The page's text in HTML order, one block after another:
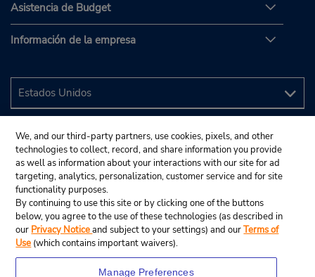
Asistencia de Budget
Información de la empresa
We, and our third-party partners, use cookies, pixels, and other
technologies to collect, record, and share information you provide
as well as information about your interactions with our site for ad
targeting, analytics, personalization, customer service and for site
functionality purposes.
By continuing to use this site or by clicking one of the buttons
below, you agree to the use of these technologies (as described in
our Privacy Noticeand subject to your settings) and ourTerms of
Use (which contains important waivers).
Manage Preferences